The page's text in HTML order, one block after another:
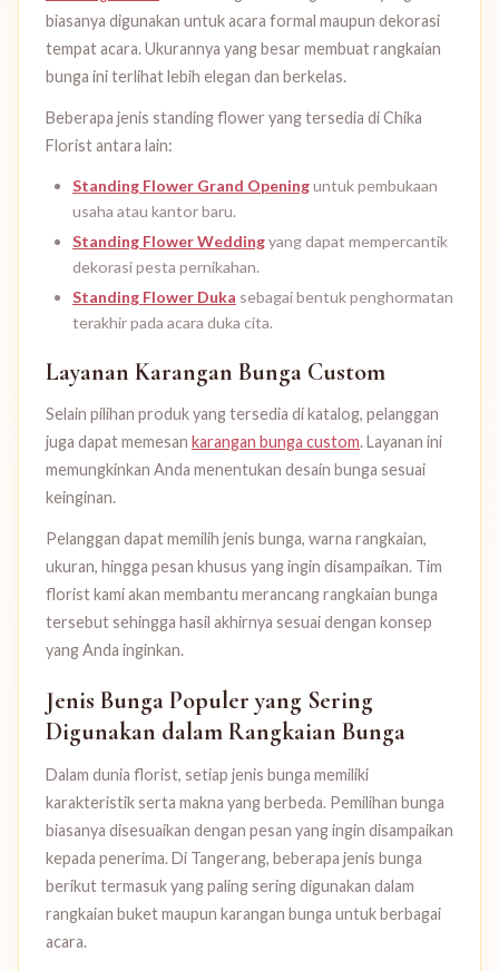
biasanya digunakan untuk acara formal maupun dekorasi
tempat acara. Ukurannya yang besar membuat rangkaian
bunga ini terlihat lebih elegan dan berkelas.
Beberapa jenis standing flower yang tersedia di Chika
Florist antara lain:
Standing Flower Grand Openinguntuk pembukaan
usaha atau kantor baru.
Standing Flower Weddingyang dapat mempercantik
dekorasi pesta pernikahan.
Standing Flower Duka sebagai bentuk penghormatan
terakhir pada acara duka cita.
Layanan Karangan Bunga Custom
Selain pilihan produk yang tersedia di katalog, pelanggan
juga dapat memesan karangan bunga custom. Layanan ini
memungkinkan Anda menentukan desain bunga sesuai
keinginan.
Pelanggan dapat memilih jenis bunga, warna rangkaian,
ukuran, hingga pesan khusus yang ingin disampaikan. Tim
florist kami akan membantu merancang rangkaian bunga
tersebut sehingga hasil akhirnya sesuai dengan konsep
yang Anda inginkan.
Jenis Bunga Populer yang Sering
Digunakan dalam Rangkaian Bunga
Dalam dunia florist, setiap jenis bunga memiliki
karakteristik serta makna yang berbeda. Pemilihan bunga
biasanya disesuaikan dengan pesan yang ingin disampaikan
kepada penerima. Di Tangerang, beberapa jenis bunga
berikut termasuk yang paling sering digunakan dalam
rangkaian buket maupun karangan bunga untuk berbagai
acara.